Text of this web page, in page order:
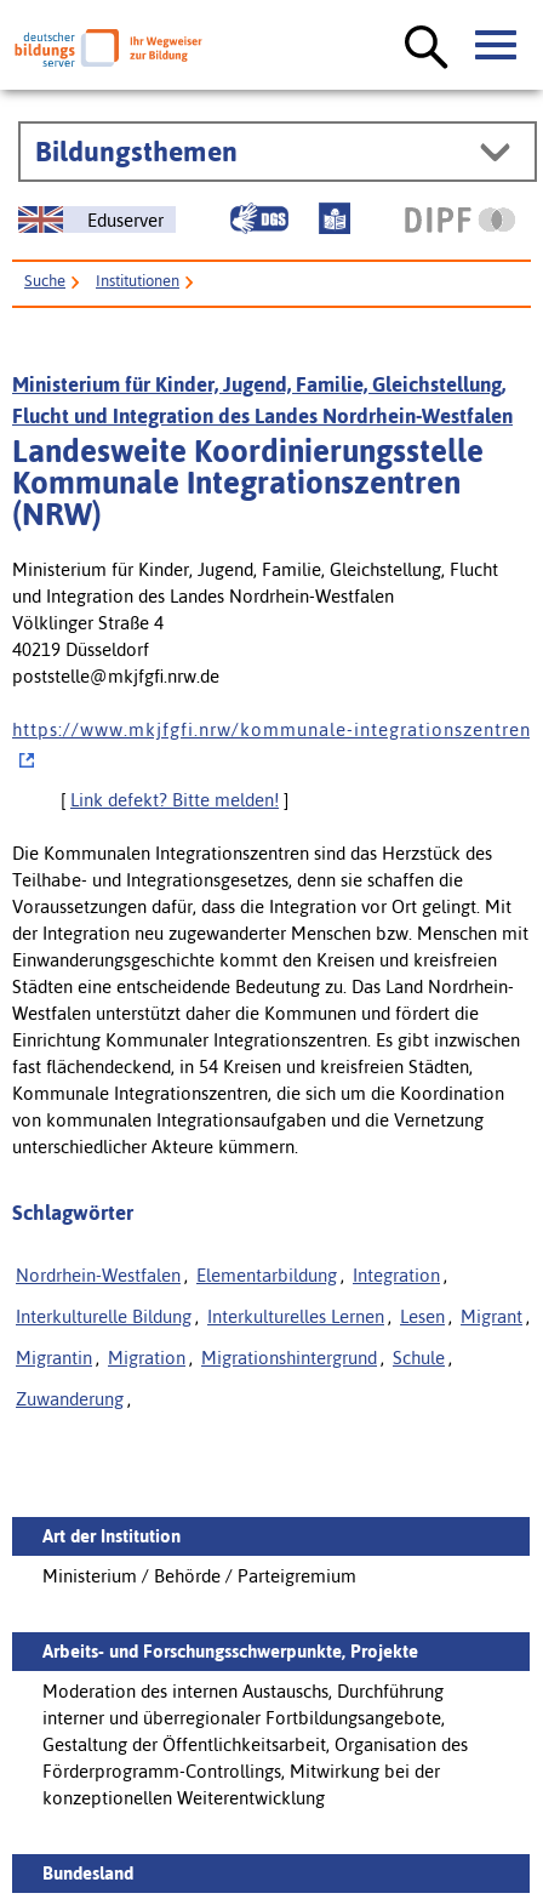
Bildungsthemen
Eduserver
Suche Institutionen
Ministerium für Kinder, Jugend, Familie, Gleichstellung,
Flucht und Integration des Landes Nordrhein-Westfalen
Landesweite Koordinierungsstelle
Kommunale Integrationszentren
(NRW)
Ministerium für Kinder, Jugend, Familie, Gleichstellung, Flucht
und Integration des Landes Nordrhein-Westfalen
Völklinger Straße 4
40219 Düsseldorf
poststelle@mkjfgfi.nrw.de
h t t p s : / / w w w . m k j f g f i . n r w / k o m m u n a l e - i n t e g r a t i o n s z e n t r e n
[ Link defekt? Bitte melden! ]
Die Kommunalen Integrationszentren sind das Herzstück des
Teilhabe- und Integrationsgesetzes, denn sie schaffen die
Voraussetzungen dafür, dass die Integration vor Ort gelingt. Mit
der Integration neu zugewanderter Menschen bzw. Menschen mit
Einwanderungsgeschichte kommt den Kreisen und kreisfreien
Städten eine entscheidende Bedeutung zu. Das Land Nordrhein-
Westfalen unterstützt daher die Kommunen und fördert die
Einrichtung Kommunaler Integrationszentren. Es gibt inzwischen
fast flächendeckend, in 54 Kreisen und kreisfreien Städten,
Kommunale Integrationszentren, die sich um die Koordination
von kommunalen Integrationsaufgaben und die Vernetzung
unterschiedlicher Akteure kümmern.
Schlagwörter
Nordrhein-Westfalen , Elementarbildung , Integration ,
Interkulturelle Bildung , Interkulturelles Lernen , Lesen , Migrant ,
Migrantin , Migration , Migrationshintergrund , Schule ,
Zuwanderung ,
Art der Institution
Ministerium / Behörde / Parteigremium
Arbeits- und Forschungsschwerpunkte, Projekte
Moderation des internen Austauschs, Durchführung
interner und überregionaler Fortbildungsangebote,
Gestaltung der Öffentlichkeitsarbeit, Organisation des
Förderprogramm-Controllings, Mitwirkung bei der
konzeptionellen Weiterentwicklung
Bundesland